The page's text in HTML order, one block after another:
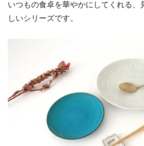
いつもの食卓を華やかにしてくれる、
しいシリーズです。